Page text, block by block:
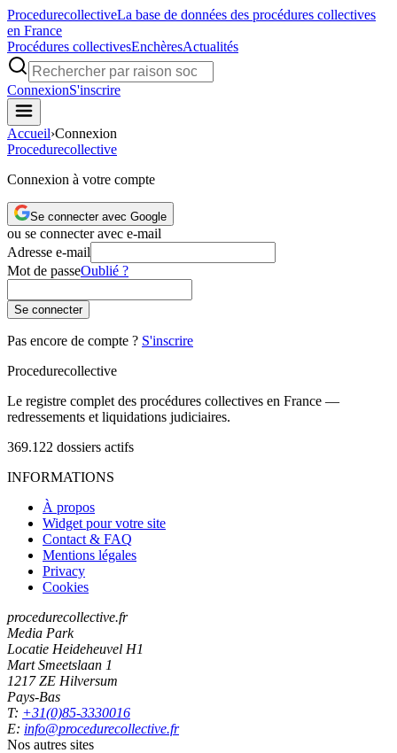
ProcedurecollectiveLa base de données des procédures collectives
en France
Procédures collectivesEnchèresActualités
ConnexionS'inscrire
Accueil›Connexion
Procedurecollective
Connexion à votre compte
Se connecter avec Google
ou se connecter avec e-mail
Adresse e-mail
Mot de passeOublié ?
Se connecter
Pas encore de compte ? S'inscrire
Procedurecollective
Le registre complet des procédures collectives en France —
redressements et liquidations judiciaires.
369.122 dossiers actifs
INFORMATIONS
À propos
Widget pour votre site
Contact & FAQ
Mentions légales
Privacy
Cookies
procedurecollective.fr
Media Park
Locatie Heideheuvel H1
Mart Smeetslaan 1
1217 ZE Hilversum
Pays-Bas
T: +31(0)85-3330016
E: info@procedurecollective.fr
Nos autres sites